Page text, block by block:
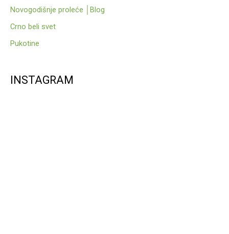
Novogodišnje proleće │Blog
Crno beli svet
Pukotine
INSTAGRAM